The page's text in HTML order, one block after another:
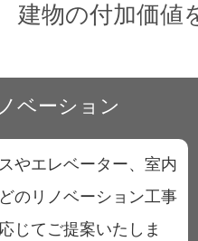
建物の付加価値
ベーション
やエレベーター、室内
のリノベーション工事
じてご提案いたしま